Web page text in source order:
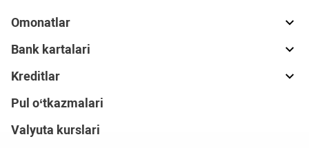
Omonatlar
Bank kartalari
Kreditlar
Pul o‘tkazmalari
Valyuta kurslari